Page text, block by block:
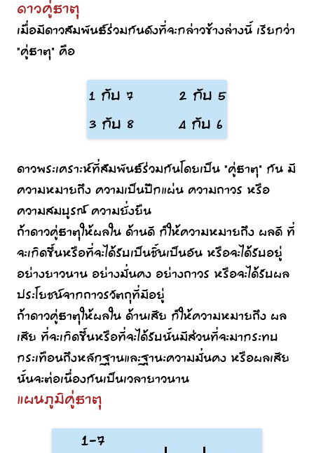
ดาวคู่ธาตุ
เมื่อมีดาวสัมพันธ์ร่วมกันดังที่จะกล่าวข้างล่างนี้ เรียกว่า
“คู่ธาตุ” คือ
ดาวพระเคราะห์ที่สัมพันธ์ร่วมกันโดยเป็น “คู่ธาตุ” กัน มี
ความหมายถึง ความเป็นปึกแผ่น ความถาวร หรือ
ความสมบูรณ์ ความยั่งยืน
ถ้าดาวคู่ธาตุให้ผลใน ด้านดี ก็ให้ความหมายถึง ผลดี ที่
จะเกิดขึ้นหรือที่จะได้รับเป็นชิ้นเป็นอัน หรือจะได้รับอยู่
อย่างยาวนาน อย่างมั่นคง อย่างถาวร หรือจะได้รับผล
ประโยชน์จากถาวรวัตถุที่มีอยู่
ถ้าดาวคู่ธาตุให้ผลใน ด้านเสีย ก็ให้ความหมายถึง ผล
เสีย ที่จะเกิดขึ้นหรือที่จะได้รับนั้นมีส่วนที่จะมากระทบ
กระเทือนถึงหลักฐานและฐานะความมั่นคง หรือผลเสีย
นั้นจะต่อเนื่องกันเป็นเวลายาวนาน
แผนภูมิคู่ธาตุ